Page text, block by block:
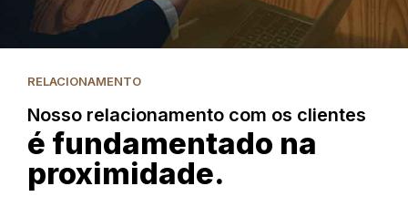
RELACIONAMENTO
Nosso relacionamento com os clientes
é fundamentado na
proximidade.